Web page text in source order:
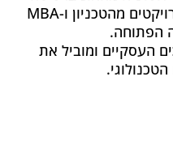
העברית. בוגר קורס ניהול פרויקטים מהטכניון ו-MBA
הפתוחה.
העסקיים ומוביל את